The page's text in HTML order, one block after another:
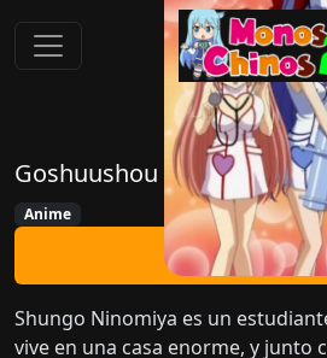
Goshuushou Sama ni
Anime
Ver Ahora
Shungo Ninomiya es un
vive en una casa enorme, y junto